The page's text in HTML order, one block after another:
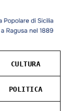
CULTURA
POLITICA